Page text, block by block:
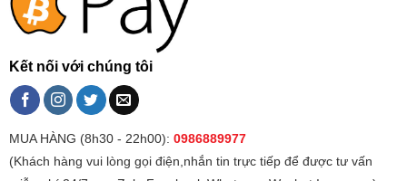
Kết nối với chúng tôi
MUA HÀNG (8h30 - 22h00): 0986889977
(Khách hàng vui lòng gọi điện,nhắn tin trực tiếp để được tư vấn